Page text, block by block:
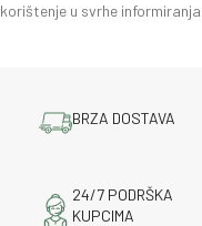
korištenje u svrhe
BRZA DOSTAVA
24/7 PODRŠKA
KUPCIMA